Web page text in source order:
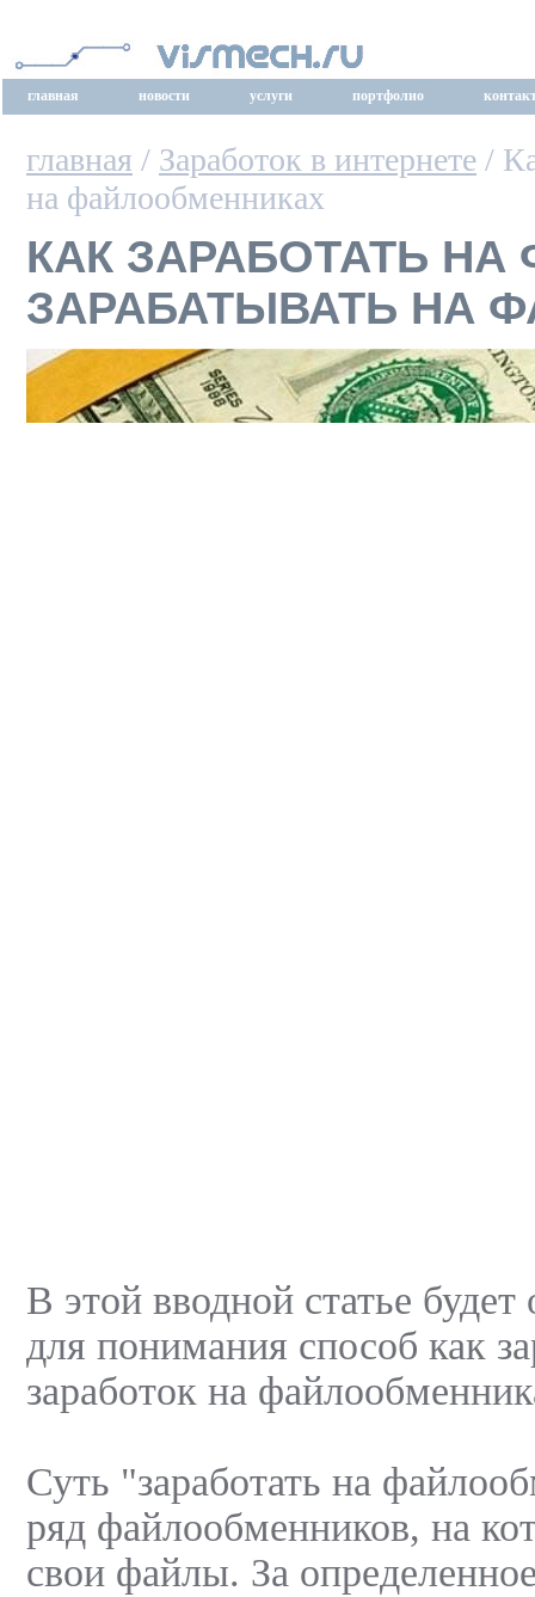
главная новости услуги портфолио
главная / Заработок в интернете /
на файлообменниках
КАК ЗАРАБОТАТЬ
ЗАРАБАТЫВАТЬ НА
В этой вводной статье
для понимания способ как
заработок на
Суть "заработать на
ряд файлообменников, на
свои файлы. За